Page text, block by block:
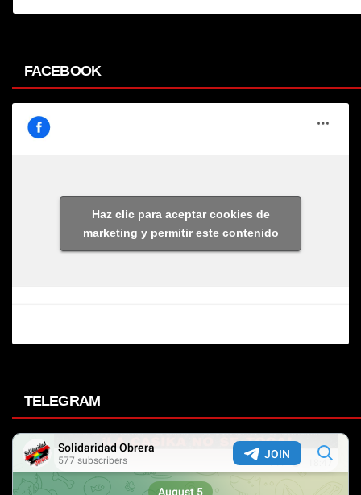
FACEBOOK
Haz clic para aceptar cookies de
marketing y permitir este contenido
TELEGRAM